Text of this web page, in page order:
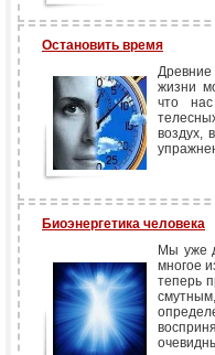
Остановить время
жизни
что
воздух,
Биоэнергетика человека
Мы уже
многое
теперь